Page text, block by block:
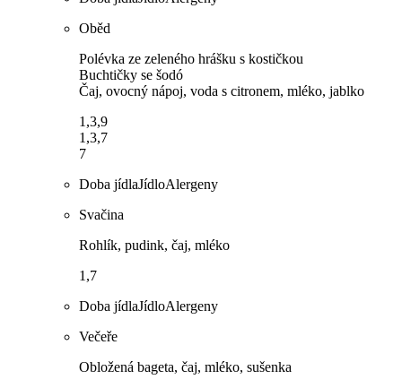
Oběd
Polévka ze zeleného hrášku s kostičkou
Buchtičky se šodó
Čaj, ovocný nápoj, voda s citronem, mléko, jablko
1,3,9
1,3,7
7
Doba jídlaJídloAlergeny
Svačina
Rohlík, pudink, čaj, mléko
1,7
Doba jídlaJídloAlergeny
Večeře
Obložená bageta, čaj, mléko, sušenka